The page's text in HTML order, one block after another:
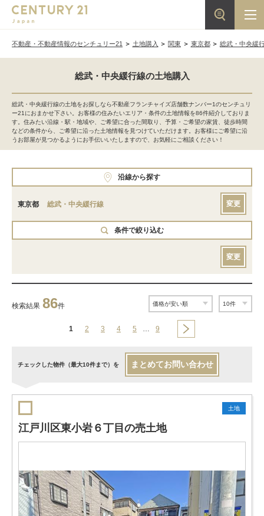
不動産・不動産情報のセンチュリー21 土地購入 関東 東京都 総武・中央緩
総武・中央緩行線の土地購入
総武・中央緩行線の土地をお探しなら不動産フランチャイズ店舗数ナンバー1のセンチュリ
ー21におまかせ下さい。お客様の住みたいエリア・条件の土地情報を86件紹介しておりま
す。住みたい沿線・駅・地域や、ご希望に合った間取り、予算・ご希望の家賃、徒歩時間
などの条件から、ご希望に沿った土地情報を見つけていただけます。お客様にご希望に沿
うお部屋が見つかるようにお手伝いいたしますので、お気軽にご相談ください！
沿線から探す
東京都 総武・中央緩行線 変更
条件で絞り込む
変更
検索結果 86件
1 2 3 4 5 … 9
チェックした物件（最大10件まで）を まとめてお問い合わせ
土地
江戸川区東小岩６丁目の売土地